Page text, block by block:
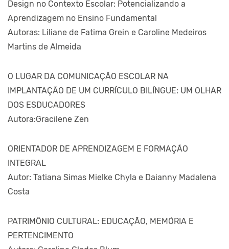
Design no Contexto Escolar: Potencializando a
Aprendizagem no Ensino Fundamental
Autoras: Liliane de Fatima Grein e Caroline Medeiros
Martins de Almeida
O LUGAR DA COMUNICAÇÃO ESCOLAR NA
IMPLANTAÇÃO DE UM CURRÍCULO BILÍNGUE: UM OLHAR
DOS ESDUCADORES
Autora:Gracilene Zen
ORIENTADOR DE APRENDIZAGEM E FORMAÇÃO
INTEGRAL
Autor: Tatiana Simas Mielke Chyla e Daianny Madalena
Costa
PATRIMÔNIO CULTURAL: EDUCAÇÃO, MEMÓRIA E
PERTENCIMENTO